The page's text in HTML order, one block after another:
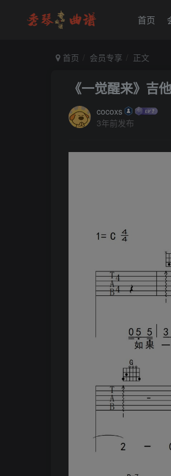
首页
首页 会员专享 正文
《一觉醒来》吉
cocoxs
3年前发布